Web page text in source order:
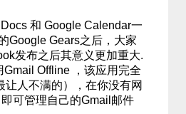
和 Google Calendar一
Google Gears之后，大家
发布之后其意义更加重大.
Offline ，该应用完全
人不满的），在你没有网
可管理自己的Gmail邮件